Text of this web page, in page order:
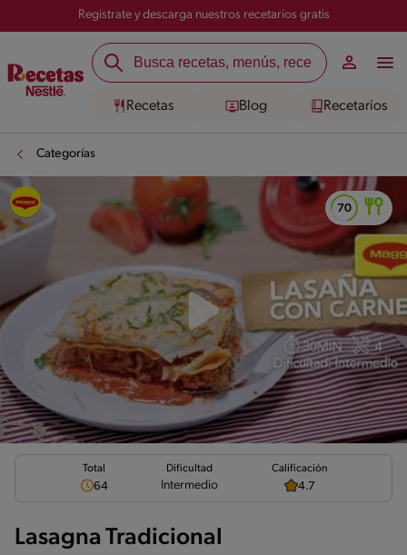
Registrate y descarga nuestros recetarios gratis
Recetas Blog Recetarios
Categorías
Total
64
Dificultad
Intermedio
Calificación
4.7
Lasagna Tradicional